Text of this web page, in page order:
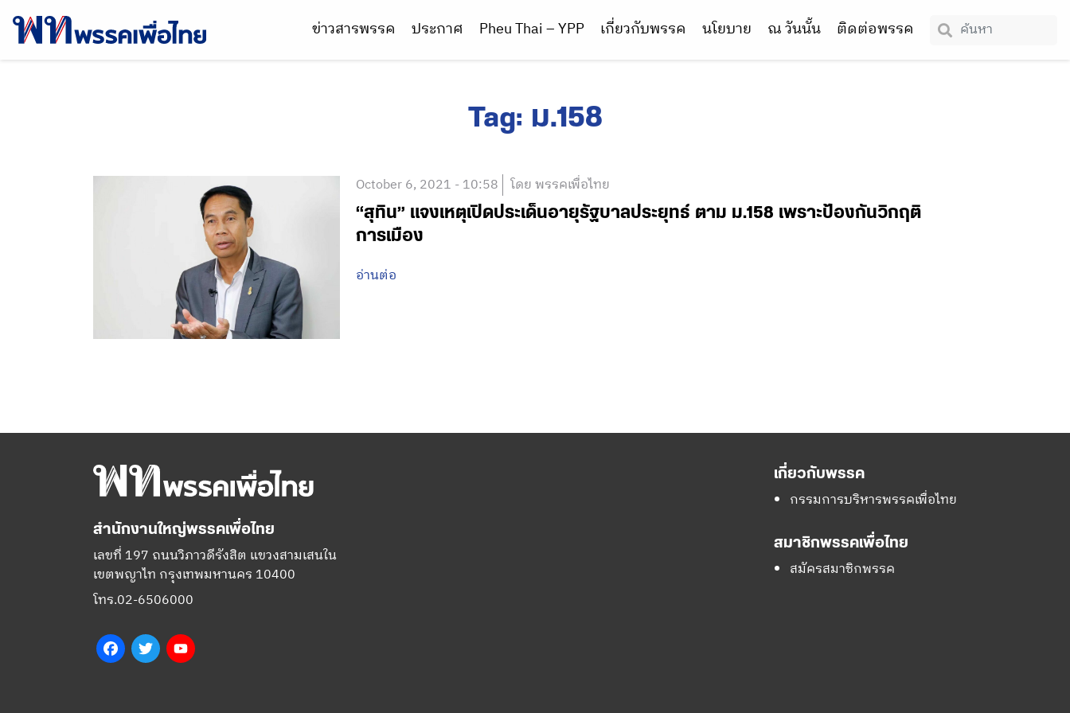
ข่าวสารพรรค ประกาศ Pheu Thai – YPP เกี่ยวกับพรรค นโยบาย ณ วันนั้น ติดต่อพรรค
Tag: ม.158
October 6, 2021 - 10:58 โดย พรรคเพื่อไทย
“สุทิน” แจงเหตุเปิดประเด็นอายุรัฐบาลประยุทธ์ ตาม ม.158 เพราะป้องกันวิกฤติ
การเมือง
อ่านต่อ
สำนักงานใหญ่พรรคเพื่อไทย
เลขที่ 197 ถนนวิภาวดีรังสิต แขวงสามเสนใน
เขตพญาไท กรุงเทพมหานคร 10400
โทร.02-6506000
FacebookTwitter
เกี่ยวกับพรรค
กรรมการบริหารพรรคเพื่อไทย
สมาชิกพรรคเพื่อไทย
สมัครสมาชิกพรรค